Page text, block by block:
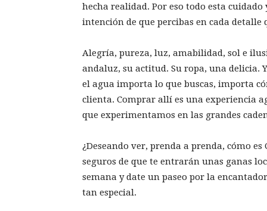
hecha realidad. Por eso todo esta
intención de que percibas en cada detalle
Alegría, pureza, luz, amabilidad, sol e
andaluz, su actitud. Su ropa, una delicia.
el agua importa lo que buscas, importa
clienta. Comprar allí es una experiencia
que experimentamos en las grandes
¿Deseando ver, prenda a prenda, cómo
seguros de que te entrarán unas ganas
semana y date un paseo por la
tan especial.